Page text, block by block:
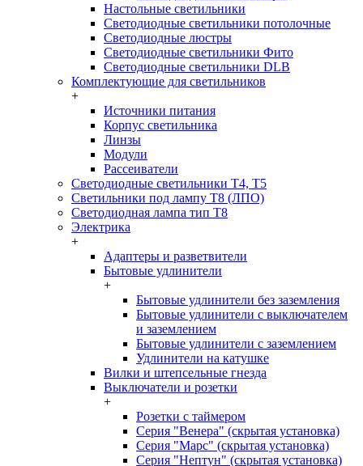
Настольные светильники
Светодиодные светильники потолочные
Светодиодные люстры
Светодиодные светильники Фито
Светодиодные светильники DLB
Комплектующие для светильников
+
Источники питания
Корпус светильника
Линзы
Модули
Рассеиватели
Светодиодные светильники T4, T5
Светильники под лампу Т8 (ЛПО)
Светодиодная лампа тип T8
Электрика
+
Адаптеры и разветвители
Бытовые удлинители
+
Бытовые удлинители без заземления
Бытовые удлинители с выключателем
и заземлением
Бытовые удлинители с заземлением
Удлинители на катушке
Вилки и штепсельные гнезда
Выключатели и розетки
+
Розетки с таймером
Серия "Венера" (скрытая установка)
Серия "Марс" (скрытая установка)
Серия "Нептун" (скрытая установка)